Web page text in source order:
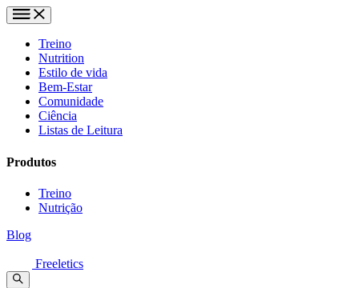
Treino
Nutrition
Estilo de vida
Bem-Estar
Comunidade
Ciência
Listas de Leitura
Produtos
Treino
Nutrição
Blog
Freeletics